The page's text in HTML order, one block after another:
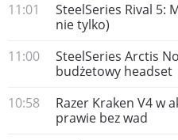
11:01
SteelSeries Rival 5:
nie tylko)
11:00
SteelSeries Arctis
budżetowy headset
10:58
Razer Kraken V4 w
prawie bez wad